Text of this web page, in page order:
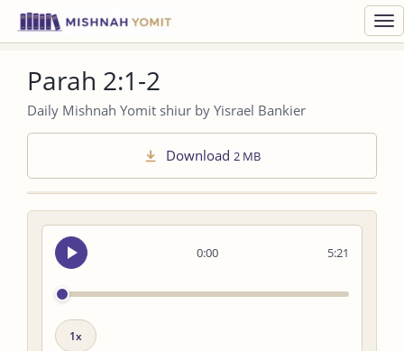
Parah 2:1-2
Daily Mishnah Yomit shiur by Yisrael Bankier
Download 2 MB
0:00
Seek
audio
5:21
Playback